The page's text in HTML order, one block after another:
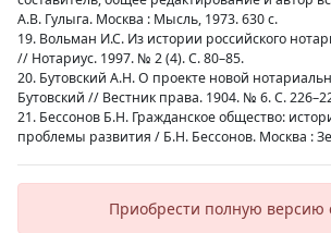
А.В. Гулыга. Москва : Мысль, 1973. 630 с.
19. Вольман И.С. Из истории российского
// Нотариус. 1997. № 2 (4). С. 80–85.
20. Бутовский А.Н. О проекте новой
Бутовский // Вестник права. 1904. № 6. С.
21. Бессонов Б.Н. Гражданское общество:
проблемы развития / Б.Н. Бессонов. Москва :
Приобрести полную версию